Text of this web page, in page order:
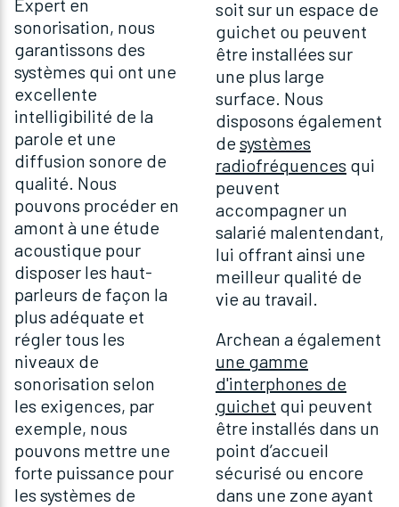
Expert en
sonorisation, nous
garantissons des
systèmes qui ont une
excellente
intelligibilité de la
parole et une
diffusion sonore de
qualité. Nous
pouvons procéder en
amont à une étude
acoustique pour
disposer les haut-
parleurs de façon la
plus adéquate et
régler tous les
niveaux de
sonorisation selon
les exigences, par
exemple, nous
pouvons mettre une
forte puissance pour
les systèmes de
soit sur un espace de
guichet ou peuvent
être installées sur
une plus large
surface. Nous
disposons également
desystèmes
radiofréquences qui
peuvent
accompagner un
salarié malentendant,
lui offrant ainsi une
meilleur qualité de
vie au travail.
Archean a également
une gamme
d'interphones de
guichet qui peuvent
être installés dans un
point d’accueil
sécurisé ou encore
dans une zone ayant